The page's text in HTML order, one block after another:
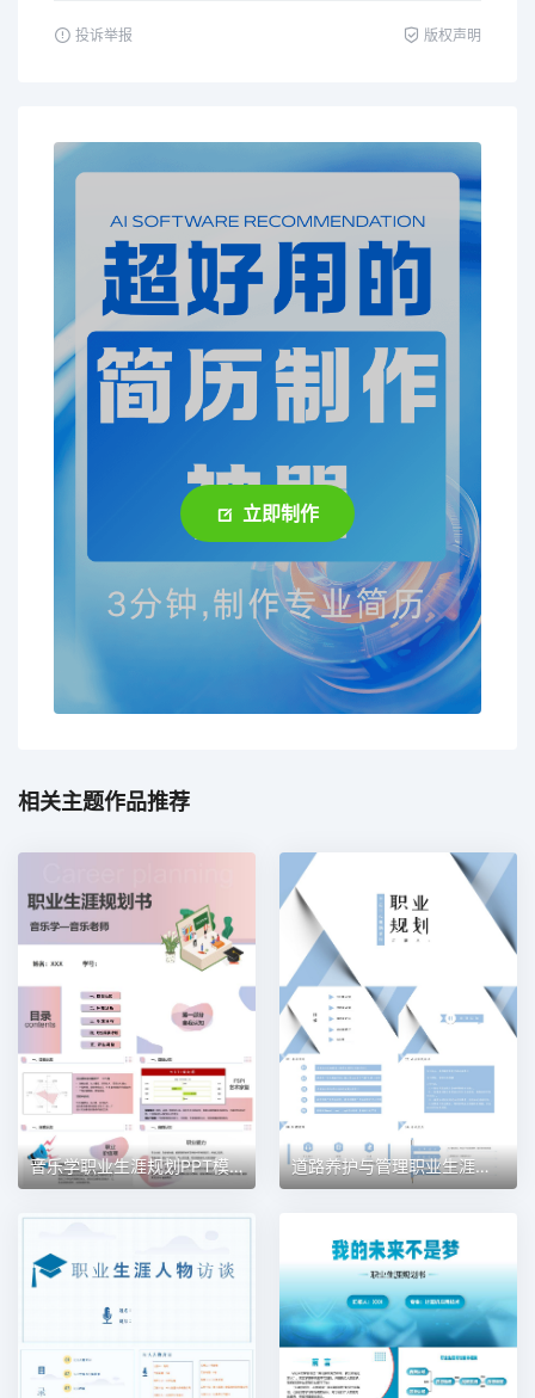
投诉举报 版权声明
立即制作
相关主题作品推荐
音乐学职业生涯规划PPT模板 道路养护与管理职业生涯规划PPT模板